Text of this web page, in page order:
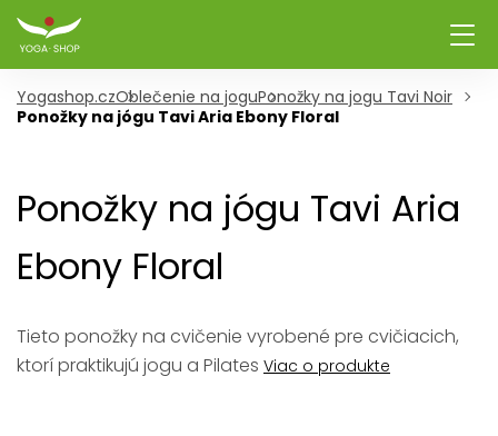
Yogashop.czOblečenie na joguPonožky na jogu Tavi Noir
Ponožky na jógu Tavi Aria Ebony Floral
Ponožky na jógu Tavi Aria
Ebony Floral
Tieto ponožky na cvičenie vyrobené pre cvičiacich,
ktorí praktikujú jogu a Pilates Viac o produkte